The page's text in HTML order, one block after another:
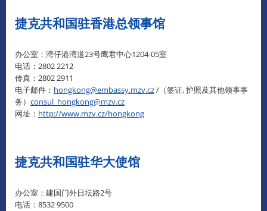
捷克共和国驻香港总领事馆
办公室：湾仔港湾道23号鹰君中心1204-05室
电话：2802 2212
传真：2802 2911
电子邮件： hongkong@embassy.mzv.cz/（签证, 护照及其他领事事
务） consul_hongkong@mzv.cz
网址： http://www.mzv.cz/hongkong
捷克共和国驻华大使馆
办公室：建国门外日坛路2号
电话：8532 9500